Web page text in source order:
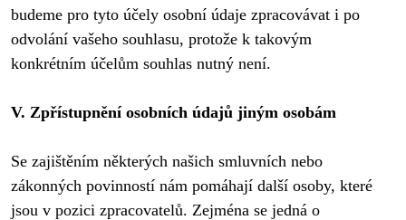
budeme pro tyto účely osobní údaje zpracovávat i po
odvolání vašeho souhlasu, protože k takovým
konkrétním účelům souhlas nutný není.
V. Zpřístupnění osobních údajů jiným osobám
Se zajištěním některých našich smluvních nebo
zákonných povinností nám pomáhají další osoby, které
jsou v pozici zpracovatelů. Zejména se jedná o